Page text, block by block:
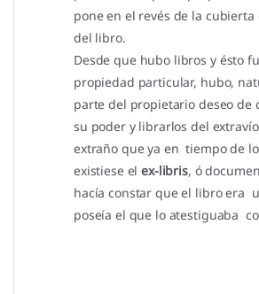
pone en el revés de la
del libro.
Desde que hubo libros y ésto
propiedad particular, hubo,
parte del propietario deseo de
su poder y librarlos del
extraño que ya en tiempo de
existiese elex-libris, ó
hacía constar que el libro era
poseía el que lo atestiguaba